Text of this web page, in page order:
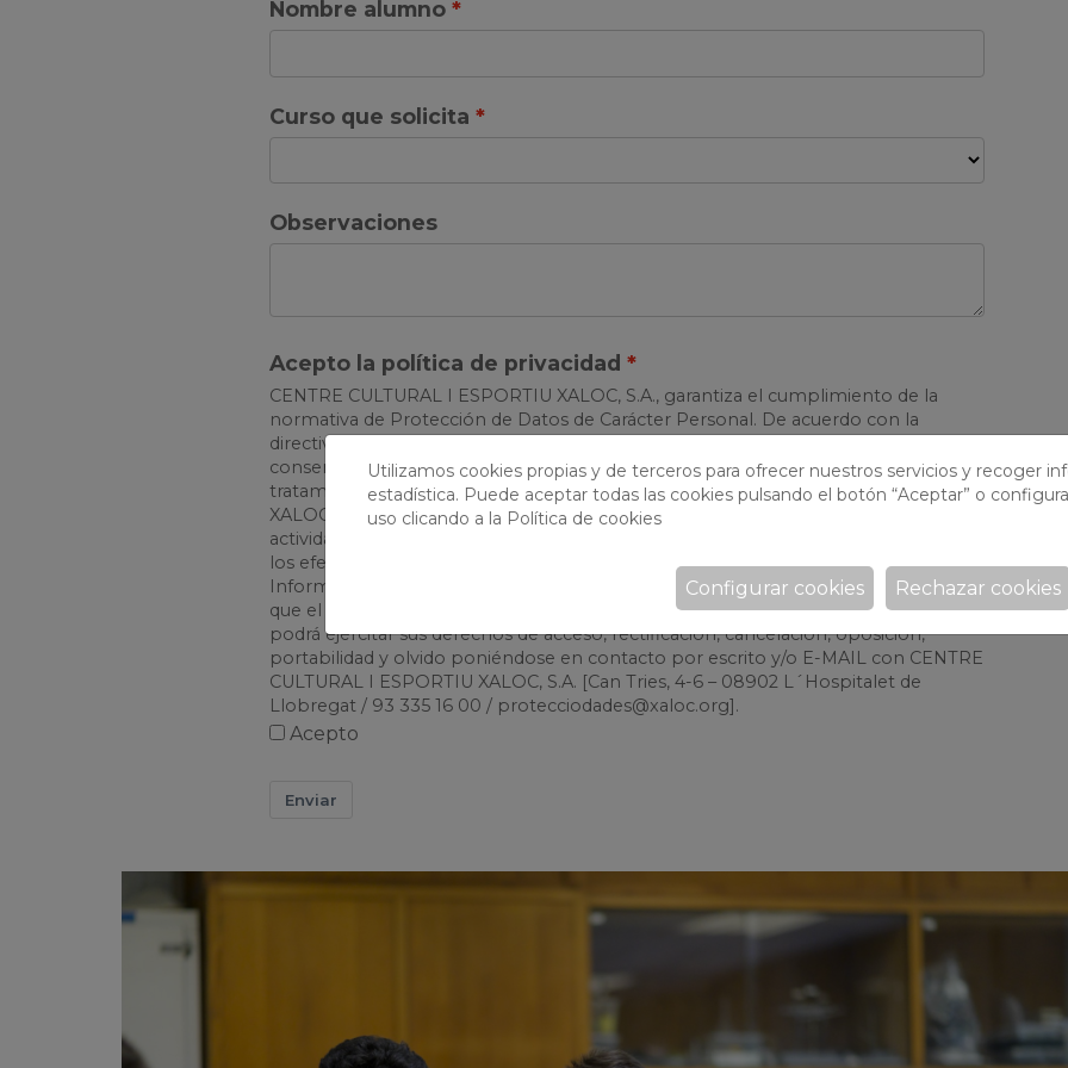
Nombre alumno
Curso que solicita
Observaciones
Acepto la política de privacidad
CENTRE CULTURAL I ESPORTIU XALOC, S.A., garantiza el cumplimiento de la
normativa de Protección de Datos de Carácter Personal. De acuerdo con la
directiva Europea 679/2016 de 27 de abril, queda Vd. informado y presta su
consentimiento a la incorporación de sus datos a ficheros automatizados, y al
tratamiento automatizado de los mismos por CENTRE CULTURAL I ESPORTIU
XALOC, S.A., con fines administrativos y de comunicación relacionados con la
actividad de la empresa, incluyendo las comunicaciones comerciales electrónicas a
los efectos del artículo 21 de la Ley 34/2002 de Servicios de la Sociedad de la
Información. Igualmente, de acuerdo con la legislación vigente, le comunicamos
que el suministro de sus datos es voluntario. Asimismo le informamos de que
podrá ejercitar sus derechos de acceso, rectificación, cancelación, oposición,
portabilidad y olvido poniéndose en contacto por escrito y/o E-MAIL con CENTRE
CULTURAL I ESPORTIU XALOC, S.A. [Can Tries, 4-6 – 08902 L´Hospitalet de
Llobregat / 93 335 16 00 / protecciodades@xaloc.org].
Acepto
Enviar
Utilizamos cookies propias y de terceros para ofrecer nuestros servicios y recoger
estadística. Puede aceptar todas las cookies pulsando el botón “Aceptar” o
uso clicando a la Política de cookies
Rechazar cookies
Configurar cookies